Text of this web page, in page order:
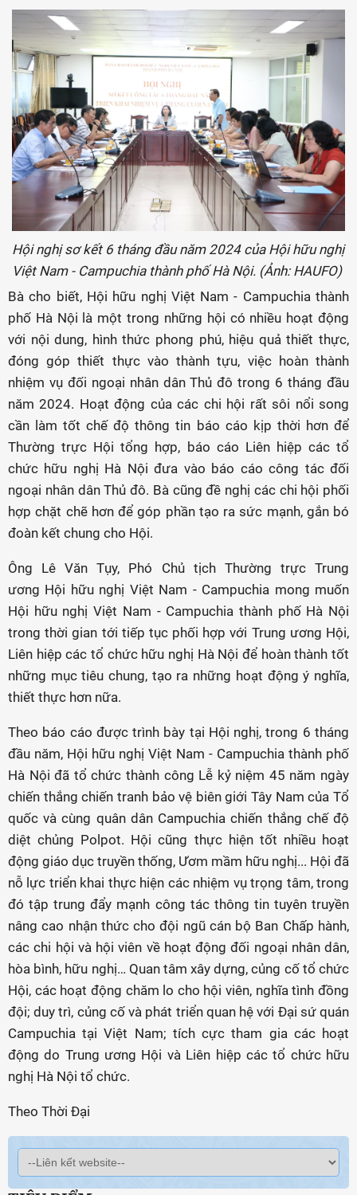
Hội nghị sơ kết 6 tháng đầu năm 2024 của Hội hữu nghị
Việt Nam - Campuchia thành phố Hà Nội. (Ảnh: HAUFO)
Bà cho biết, Hội hữu nghị Việt Nam - Campuchia thành
phố Hà Nội là một trong những hội có nhiều hoạt động
với nội dung, hình thức phong phú, hiệu quả thiết thực,
đóng góp thiết thực vào thành tựu, việc hoàn thành
nhiệm vụ đối ngoại nhân dân Thủ đô trong 6 tháng đầu
năm 2024. Hoạt động của các chi hội rất sôi nổi song
cần làm tốt chế độ thông tin báo cáo kịp thời hơn để
Thường trực Hội tổng hợp, báo cáo Liên hiệp các tổ
chức hữu nghị Hà Nội đưa vào báo cáo công tác đối
ngoại nhân dân Thủ đô. Bà cũng đề nghị các chi hội phối
hợp chặt chẽ hơn để góp phần tạo ra sức mạnh, gắn bó
đoàn kết chung cho Hội.
Ông Lê Văn Tụy, Phó Chủ tịch Thường trực Trung
ương Hội hữu nghị Việt Nam - Campuchia mong muốn
Hội hữu nghị Việt Nam - Campuchia thành phố Hà Nội
trong thời gian tới tiếp tục phối hợp với Trung ương Hội,
Liên hiệp các tổ chức hữu nghị Hà Nội để hoàn thành tốt
những mục tiêu chung, tạo ra những hoạt động ý nghĩa,
thiết thực hơn nữa.
Theo báo cáo được trình bày tại Hội nghị, trong 6 tháng
đầu năm, Hội hữu nghị Việt Nam - Campuchia thành phố
Hà Nội đã tổ chức thành công Lễ kỷ niệm 45 năm ngày
chiến thắng chiến tranh bảo vệ biên giới Tây Nam của Tổ
quốc và cùng quân dân Campuchia chiến thắng chế độ
diệt chủng Polpot. Hội cũng thực hiện tốt nhiều hoạt
động giáo dục truyền thống, Ươm mầm hữu nghị... Hội đã
nỗ lực triển khai thực hiện các nhiệm vụ trọng tâm, trong
đó tập trung đẩy mạnh công tác thông tin tuyên truyền
nâng cao nhận thức cho đội ngũ cán bộ Ban Chấp hành,
các chi hội và hội viên về hoạt động đối ngoại nhân dân,
hòa bình, hữu nghị… Quan tâm xây dựng, củng cố tổ chức
Hội, các hoạt động chăm lo cho hội viên, nghĩa tình đồng
đội; duy trì, củng cố và phát triển quan hệ với Đại sứ quán
Campuchia tại Việt Nam; tích cực tham gia các hoạt
động do Trung ương Hội và Liên hiệp các tổ chức hữu
nghị Hà Nội tổ chức.
Theo Thời Đại